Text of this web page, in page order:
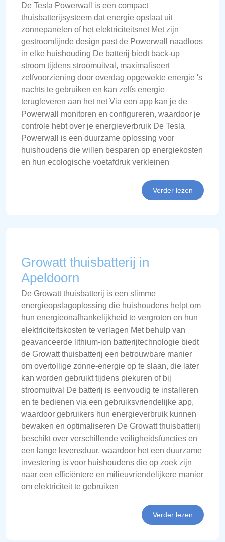
De Tesla Powerwall is een compact
thuisbatterijsysteem dat energie opslaat uit
zonnepanelen of het elektriciteitsnet Met zijn
gestroomlijnde design past de Powerwall naadloos
in elke huishouding De batterij biedt back-up
stroom tijdens stroomuitval, maximaliseert
zelfvoorziening door overdag opgewekte energie 's
nachts te gebruiken en kan zelfs energie
terugleveren aan het net Via een app kan je de
Powerwall monitoren en configureren, waardoor je
controle hebt over je energieverbruik De Tesla
Powerwall is een duurzame oplossing voor
huishoudens die willen besparen op energiekosten
en hun ecologische voetafdruk verkleinen
Verder lezen
Growatt thuisbatterij in
Apeldoorn
De Growatt thuisbatterij is een slimme
energieopslagoplossing die huishoudens helpt om
hun energieonafhankelijkheid te vergroten en hun
elektriciteitskosten te verlagen Met behulp van
geavanceerde lithium-ion batterijtechnologie biedt
de Growatt thuisbatterij een betrouwbare manier
om overtollige zonne-energie op te slaan, die later
kan worden gebruikt tijdens piekuren of bij
stroomuitval De batterij is eenvoudig te installeren
en te bedienen via een gebruiksvriendelijke app,
waardoor gebruikers hun energieverbruik kunnen
bewaken en optimaliseren De Growatt thuisbatterij
beschikt over verschillende veiligheidsfuncties en
een lange levensduur, waardoor het een duurzame
investering is voor huishoudens die op zoek zijn
naar een efficiëntere en milieuvriendelijkere manier
om elektriciteit te gebruiken
Verder lezen